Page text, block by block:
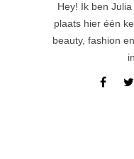
Hey! Ik ben
plaats hier één
beauty, fashion